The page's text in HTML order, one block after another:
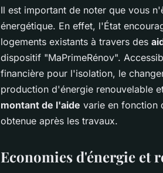
Il est important de noter que vous
énergétique. En effet, l'État
logements existants à travers des
dispositif "MaPrimeRénov".
financière pour l'isolation, le
production d'énergie renouvelable
montant de l'aide varie en fonction
obtenue après les travaux.
Economies d'énergie et